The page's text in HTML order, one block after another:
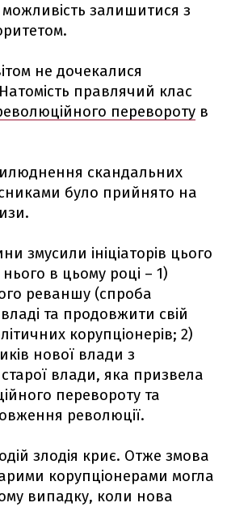
залишитися з
не дочекалися
правлячий клас
перевороту в
скандальних
було прийнято на
змусили ініціаторів цього
в цьому році – 1)
реваншу (спроба
та продовжити свій
корупціонерів; 2)
нової влади з
влади, яка призвела
перевороту та
революції.
злодія криє. Отже змова
корупціонерами могла
випадку, коли нова